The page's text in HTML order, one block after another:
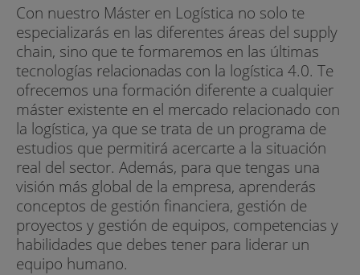
Con nuestro Máster en Logística no solo te
especializarás en las diferentes áreas del supply
chain, sino que te formaremos en las últimas
tecnologías relacionadas con la logística 4.0. Te
ofrecemos una formación diferente a cualquier
máster existente en el mercado relacionado con
la logística, ya que se trata de un programa de
estudios que permitirá acercarte a la situación
real del sector. Además, para que tengas una
visión más global de la empresa, aprenderás
conceptos de gestión financiera, gestión de
proyectos y gestión de equipos, competencias y
habilidades que debes tener para liderar un
equipo humano.